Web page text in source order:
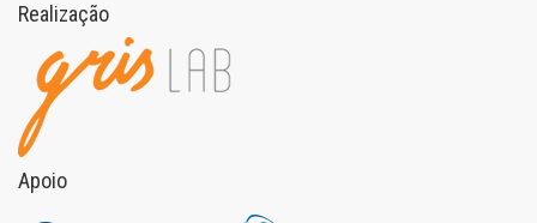
Realização
Apoio